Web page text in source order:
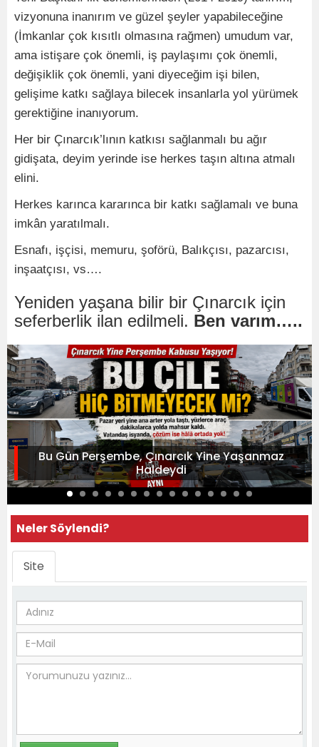
vizyonuna inanırım ve güzel şeyler yapabileceğine
(İmkanlar çok kısıtlı olmasına rağmen) umudum var,
ama istişare çok önemli, iş paylaşımı çok önemli,
değişiklik çok önemli, yani diyeceğim işi bilen,
gelişime katkı sağlaya bilecek insanlarla yol yürümek
gerektiğine inanıyorum.
Her bir Çınarcık’lının katkısı sağlanmalı bu ağır
gidişata, deyim yerinde ise herkes taşın altına atmalı
elini.
Herkes karınca kararınca bir katkı sağlamalı ve buna
imkân yaratılmalı.
Esnafı, işçisi, memuru, şoförü, Balıkçısı, pazarcısı,
inşaatçısı, vs….
Yeniden yaşana bilir bir Çınarcık için
seferberlik ilan edilmeli. Ben varım…..
Bu Gün Perşembe, Çınarcık Yine Yaşanmaz
Haldeydi
Neler Söylendi?
Site